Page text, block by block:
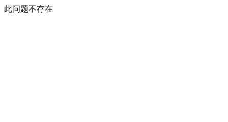
此问题不存在